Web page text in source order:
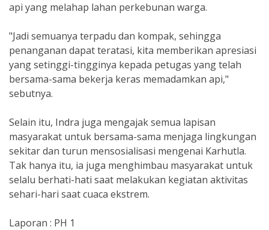
api yang melahap lahan perkebunan warga.
"Jadi semuanya terpadu dan kompak, sehingga
penanganan dapat teratasi, kita memberikan apresiasi
yang setinggi-tingginya kepada petugas yang telah
bersama-sama bekerja keras memadamkan api,"
sebutnya.
Selain itu, Indra juga mengajak semua lapisan
masyarakat untuk bersama-sama menjaga lingkungan
sekitar dan turun mensosialisasi mengenai Karhutla.
Tak hanya itu, ia juga menghimbau masyarakat untuk
selalu berhati-hati saat melakukan kegiatan aktivitas
sehari-hari saat cuaca ekstrem.
Laporan : PH 1